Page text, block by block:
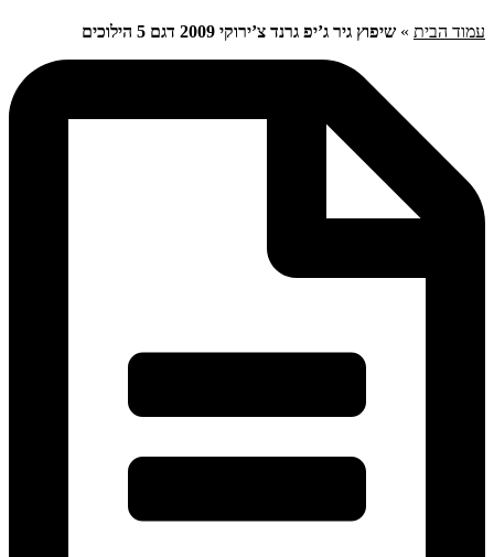
עמוד הבית » שיפוץ גיר ג’יפ גרנד צ’ירוקי 2009 דגם 5 הילוכים